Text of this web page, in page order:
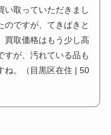
い取っていただきまし
のですが、てきぱきと
買取価格はもう少し高
すが、汚れている品も
ね。（目黒区在住 | 50